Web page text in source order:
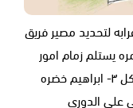
لتحديد مصير فريق
يستلم زمام امور
هبوعيل طمره وتخصيص مبلغ ٥٠٠ الف شيكل ٣- ابراهيم خضره
على الدوري